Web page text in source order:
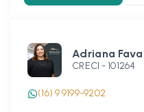
Adriana Fava
CRECI - 101264
(16) 9 9199-9202